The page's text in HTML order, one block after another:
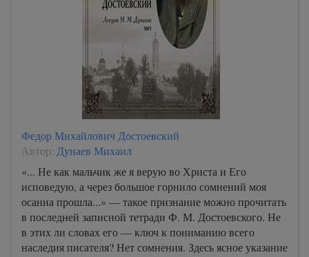
Федор Михайлович Достоевский
Автор: Дунаев Михаил
«... Не как мальчик же я верую во Христа и Его
исповедую, а через большое горнило сомнений моя
осанна прошла...» — такое признание можно прочитать
в последней записной тетради Ф. М. Достоевского. Не
в этих ли словах его — ключ к пониманию всего
наследия писателя? Нет сомнения. Здесь ясное указание